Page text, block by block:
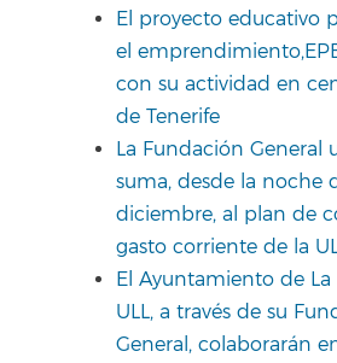
El proyecto educativo
el
con su actividad en
de Tenerife
La Fundación General
suma, desde la noche
diciembre, al plan de
gasto corriente de la
El Ayuntamiento de La
ULL, a través de su
General, colaborarán